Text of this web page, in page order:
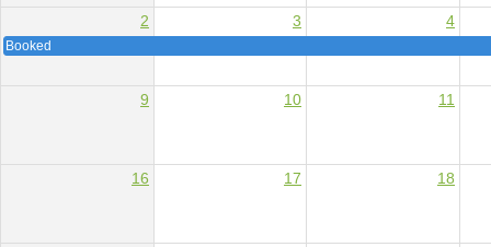
2
Booked
3 4
9 10 11
16 17 18